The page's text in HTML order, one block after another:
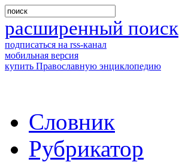
расширенный поиск
подписаться на rss-канал
мобильная версия
купить Православную энциклопедию
Словник
Рубрикатор